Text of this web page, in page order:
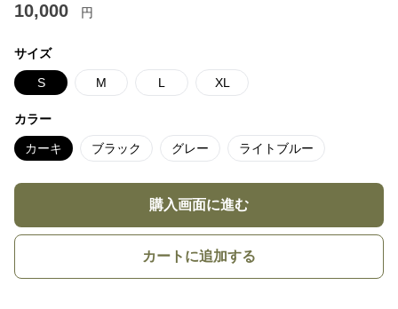
10,000 円
サイズ
S M L XL
カラー
カーキ ブラック グレー ライトブルー
購入画面に進む
カートに追加する